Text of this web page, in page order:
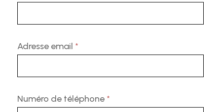
Adresse email *
Numéro de téléphone *